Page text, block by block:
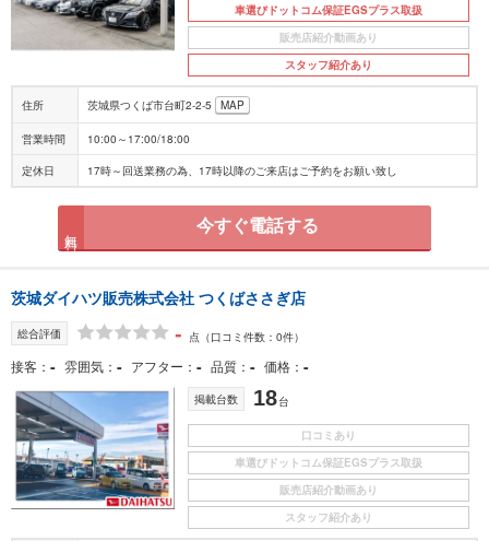
車選びドットコム保証EGSプラス取扱
販売店紹介動画あり
スタッフ紹介あり
住所 茨城県つくば市台町2-2-5 MAP
営業時間 10:00～17:00/18:00
定休日 17時～回送業務の為、17時以降のご来店はご予約をお願い致し
今すぐ電話する
茨城ダイハツ販売株式会社 つくばささぎ店
総合評価 - 点 （口コミ件数：0件）
接客 - 雰囲気 - アフター - 品質 - 価格 -
掲載台数 18台
口コミあり
車選びドットコム保証EGSプラス取扱
販売店紹介動画あり
スタッフ紹介あり